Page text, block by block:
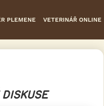
PLEMENE VETERINÁŘ ONLINE